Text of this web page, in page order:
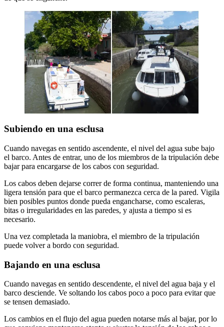
Subiendo en una esclusa
Cuando navegas en sentido ascendente, el nivel del agua sube bajo
el barco. Antes de entrar, uno de los miembros de la tripulación debe
bajar para encargarse de los cabos con seguridad.
Los cabos deben dejarse correr de forma continua, manteniendo una
ligera tensión para que el barco permanezca cerca de la pared. Vigila
bien posibles puntos donde pueda engancharse, como escaleras,
bitas o irregularidades en las paredes, y ajusta a tiempo si es
necesario.
Una vez completada la maniobra, el miembro de la tripulación
puede volver a bordo con seguridad.
Bajando en una esclusa
Cuando navegas en sentido descendente, el nivel del agua baja y el
barco desciende. Ve soltando los cabos poco a poco para evitar que
se tensen demasiado.
Los cambios en el flujo del agua pueden notarse más al bajar, por lo